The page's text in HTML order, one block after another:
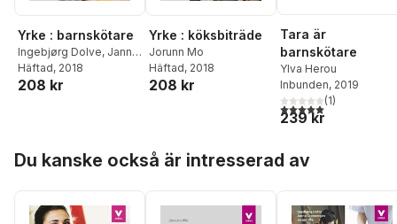
Yrke : barnskötare
Ingebjørg Dolve, Janne
Grønningen
Häftad, 2018
208 kr
Yrke : köksbiträde
Jorunn Mo
Häftad, 2018
208 kr
Tara är
barnskötare
Ylva Herou
Inbunden, 2019
5,0utav 5 stjärnor.
(1)
239 kr
Du kanske också är intresserad av